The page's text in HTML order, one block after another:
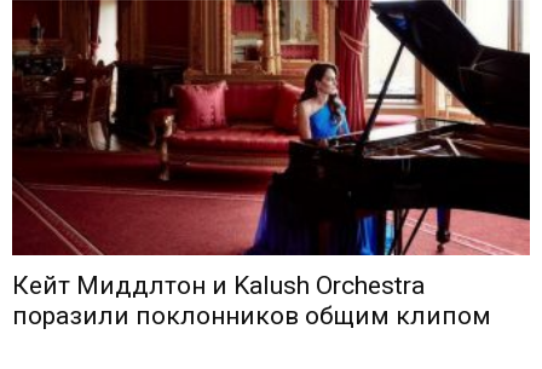
Кейт Миддлтон и Kalush Orchestra
поразили поклонников общим клипом